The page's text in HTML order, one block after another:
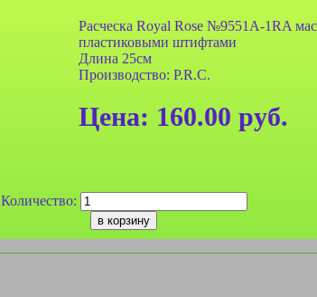
Расческа Royal Rose №9551A-1RA
пластиковыми штифтами
Длина 25см
Производство: P.R.C.
Цена: 160.00 руб.
Количество:
Сумочка для ланч-бокса
Farres №BDH 002 двух
слойная Мультяшные